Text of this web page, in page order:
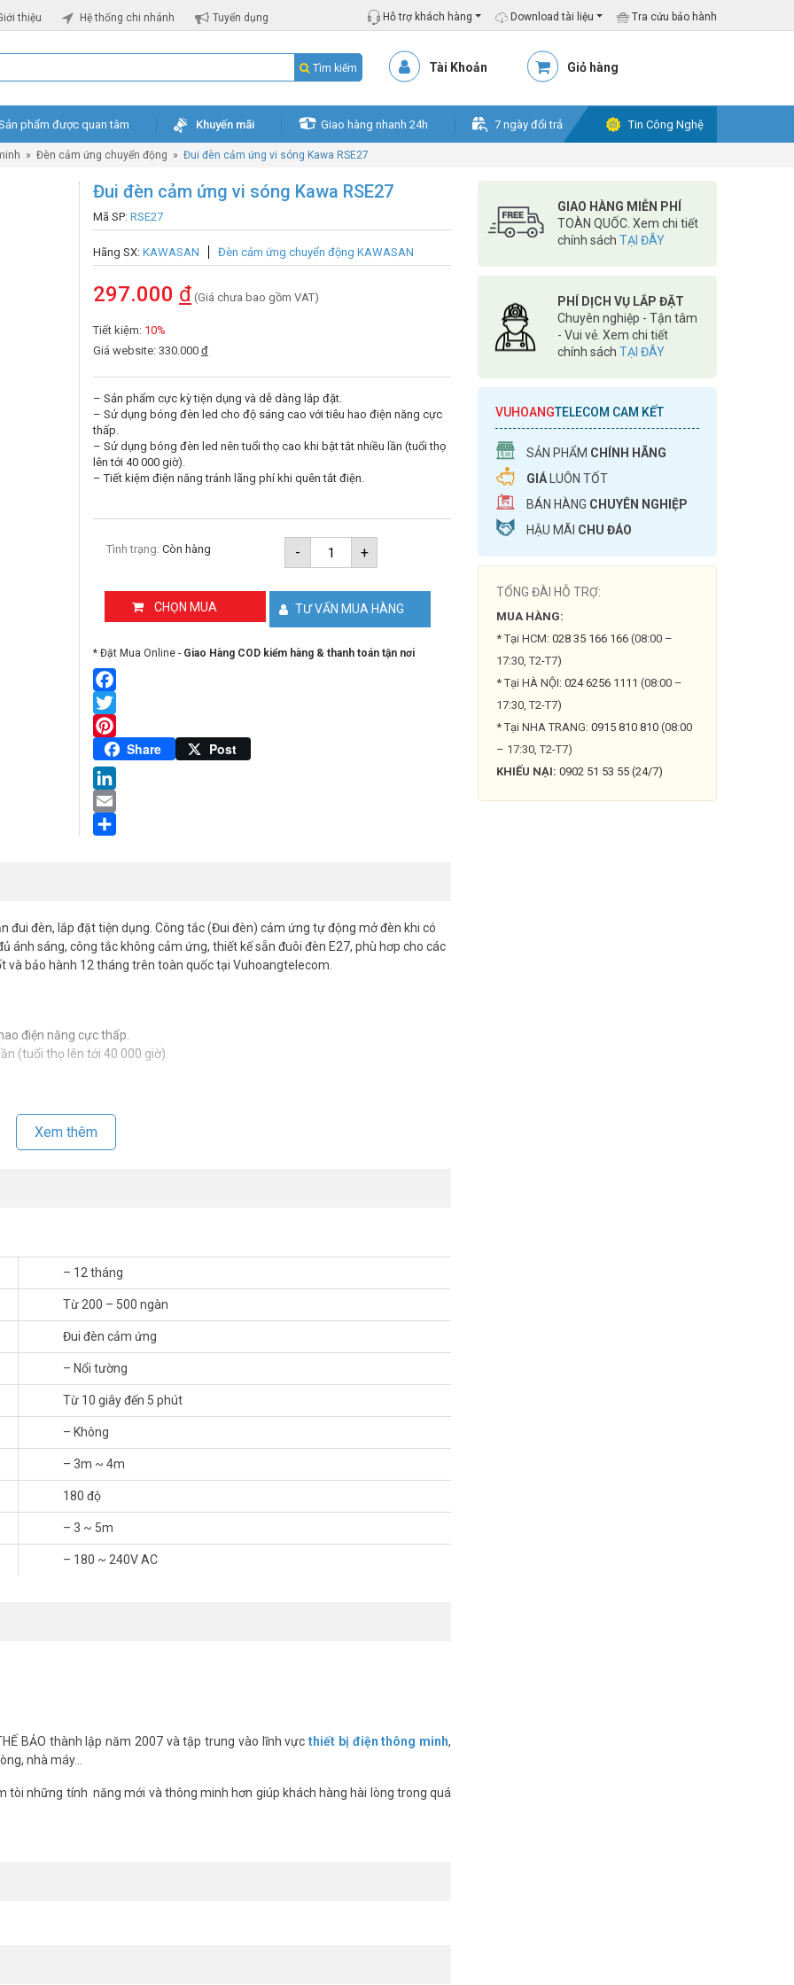
thiệu Hệ thống chi nhánh Tuyển dụng Hỗ trợ khách hàng Download tài liệu Tra cứu bảo hành
Tìm kiếm Tài Khoản Giỏ hàng
phẩm được quan tâm Khuyến mãi Giao hàng nhanh 24h 7 ngày đổi trả Tin Công Nghệ
» Đèn cảm ứng chuyển động » Đui đèn cảm ứng vi sóng Kawa RSE27
Đui đèn cảm ứng vi sóng Kawa RSE27
Mã SP: RSE27
Hãng SX: KAWASAN Đèn cảm ứng chuyển động KAWASAN
297.000 đ (Giá chưa bao gồm VAT)
Tiết kiệm: 10%
Giá website: 330.000 đ
– Sản phẩm cực kỳ tiện dụng và dễ dàng lắp đặt.
– Sử dụng bóng đèn led cho độ sáng cao với tiêu hao điện năng cực
thấp.
– Sử dụng bóng đèn led nên tuổi thọ cao khi bật tắt nhiều lần (tuổi thọ
lên tới 40 000 giờ).
– Tiết kiệm điện năng tránh lãng phí khi quên tắt điện.
-
Đui
đèn
cảm
vi
sóng
Kawa
số
+
Tình trạng: Còn hàng
CHỌN MUA TƯ VẤN MUA HÀNG
* Đặt Mua Online - Giao Hàng COD kiểm hàng & thanh toán tận nơi
Facebook
Twitter
Pinterest
Share Post
LinkedIn
Email
đui đèn, lắp đặt tiện dụng. Công tắc (Đui đèn) cảm ứng tự động mở đèn khi có
ánh sáng, công tắc không cảm ứng, thiết kế sẵn đuôi đèn E27, phù hơp cho các
bảo hành 12 tháng trên toàn quốc tại Vuhoangtelecom.
điện năng cực thấp.
(tuổi thọ lên tới 40 000 giờ).
rẻ
vòng 7 ngày kể từ ngày mua nếu do lỗi kỹ thuật với điều kiện hàng còn nguyên
sai và sử dụng sai hướng dẫn sử dụng.
mạch.
Xem thêm
– 12 tháng
Từ 200 – 500 ngàn
Đui đèn cảm ứng
– Nổi tường
Từ 10 giây đến 5 phút
– Không
– 3m ~ 4m
180 độ
– 3 ~ 5m
– 180 ~ 240V AC
BẢO thành lập năm 2007 và tập trung vào lĩnh vựcthiết bị điện thông minh,
nhà máy…
tòi những tính năng mới và thông minh hơn giúp khách hàng hài lòng trong quá
GIAO HÀNG MIỄN PHÍ
TOÀN QUỐC. Xem chi tiết
chính sách TẠI ĐÂY
PHÍ DỊCH VỤ LẮP ĐẶT
Chuyên nghiệp - Tận tâm
- Vui vẻ. Xem chi tiết
chính sách TẠI ĐÂY
VUHOANGTELECOM CAM KẾT
SẢN PHẨM CHÍNH HÃNG
GIÁ LUÔN TỐT
BÁN HÀNG CHUYÊN NGHIỆP
HẬU MÃI CHU ĐÁO
TỔNG ĐÀI HỖ TRỢ:
MUA HÀNG:
* Tại HCM: 028 35 166 166 (08:00 –
17:30, T2-T7)
* Tại HÀ NỘI: 024 6256 1111 (08:00 –
17:30, T2-T7)
* Tại NHA TRANG: 0915 810 810 (08:00
– 17:30, T2-T7)
KHIẾU NẠI: 0902 51 53 55 (24/7)